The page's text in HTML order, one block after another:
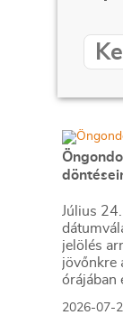
Július
jelölés
jövőnkre
órájában
2026-07-